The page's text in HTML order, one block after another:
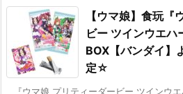
【ウマ娘】食玩『
ビー ツインウエハ
BOX【バンダイ】
定☆
『ウマ娘 プリティーダービー ツインウ